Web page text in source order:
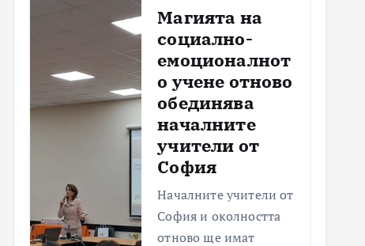
Магията на
социално-
емоционалнот
о учене отново
обединява
началните
учители от
София
Началните учители от
София и околността
отново ще имат